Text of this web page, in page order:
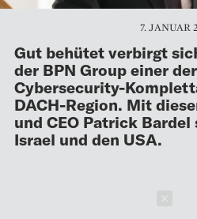
7. JANUAR
Gut behütet verbirgt
der BPN Group einer
Cybersecurity-
DACH-Region. Mit
und CEO Patrick Bardel
Israel und den USA.